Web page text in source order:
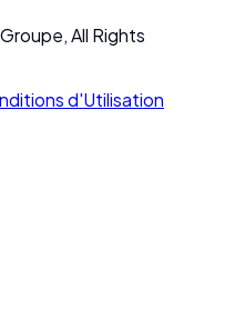
All Rights
d'Utilisation